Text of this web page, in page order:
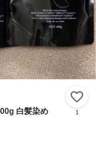
白髪染め
1